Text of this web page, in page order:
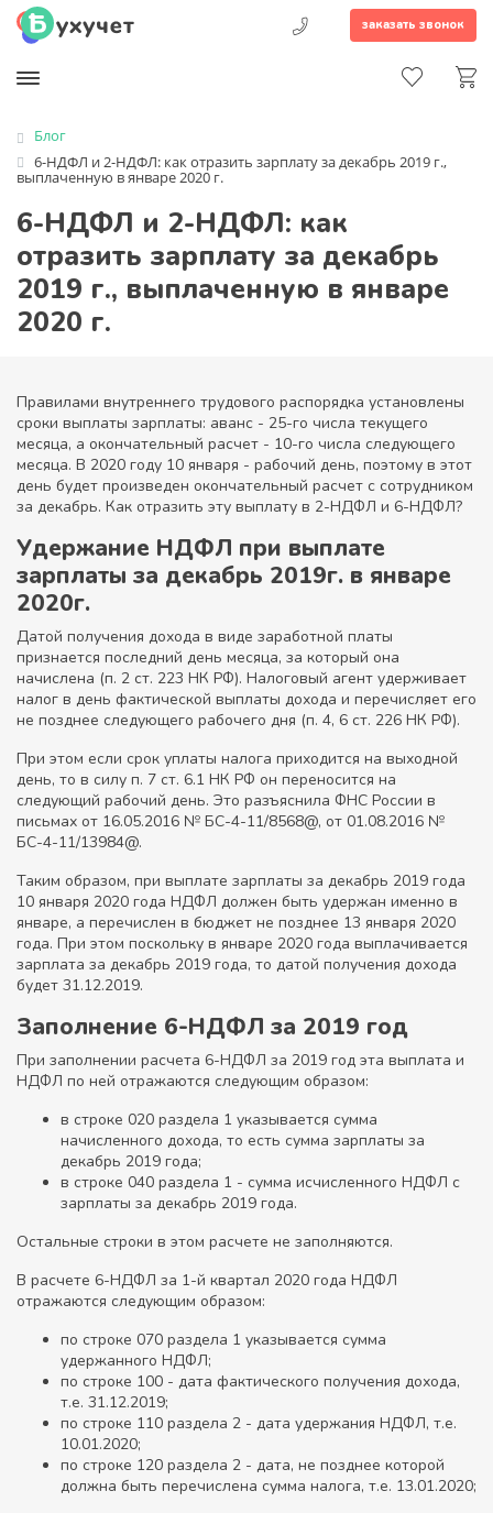
заказать звонок
Блог
6-НДФЛ и 2-НДФЛ: как отразить зарплату за декабрь 2019 г.,
выплаченную в январе 2020 г.
6-НДФЛ и 2-НДФЛ: как
отразить зарплату за декабрь
2019 г., выплаченную в январе
2020 г.
Правилами внутреннего трудового распорядка установлены
сроки выплаты зарплаты: аванс - 25-го числа текущего
месяца, а окончательный расчет - 10-го числа следующего
месяца. В 2020 году 10 января - рабочий день, поэтому в этот
день будет произведен окончательный расчет с сотрудником
за декабрь. Как отразить эту выплату в 2-НДФЛ и 6-НДФЛ?
Удержание НДФЛ при выплате
зарплаты за декабрь 2019г. в январе
2020г.
Датой получения дохода в виде заработной платы
признается последний день месяца, за который она
начислена (п. 2 ст. 223 НК РФ). Налоговый агент удерживает
налог в день фактической выплаты дохода и перечисляет его
не позднее следующего рабочего дня (п. 4, 6 ст. 226 НК РФ).
При этом если срок уплаты налога приходится на выходной
день, то в силу п. 7 ст. 6.1 НК РФ он переносится на
следующий рабочий день. Это разъяснила ФНС России в
письмах от 16.05.2016 № БС-4-11/8568@, от 01.08.2016 №
БС-4-11/13984@.
Таким образом, при выплате зарплаты за декабрь 2019 года
10 января 2020 года НДФЛ должен быть удержан именно в
январе, а перечислен в бюджет не позднее 13 января 2020
года. При этом поскольку в январе 2020 года выплачивается
зарплата за декабрь 2019 года, то датой получения дохода
будет 31.12.2019.
Заполнение 6-НДФЛ за 2019 год
При заполнении расчета 6-НДФЛ за 2019 год эта выплата и
НДФЛ по ней отражаются следующим образом:
в строке 020 раздела 1 указывается сумма
начисленного дохода, то есть сумма зарплаты за
декабрь 2019 года;
в строке 040 раздела 1 - сумма исчисленного НДФЛ с
зарплаты за декабрь 2019 года.
Остальные строки в этом расчете не заполняются.
В расчете 6-НДФЛ за 1-й квартал 2020 года НДФЛ
отражаются следующим образом:
по строке 070 раздела 1 указывается сумма
удержанного НДФЛ;
по строке 100 - дата фактического получения дохода,
т.е. 31.12.2019;
по строке 110 раздела 2 - дата удержания НДФЛ, т.е.
10.01.2020;
по строке 120 раздела 2 - дата, не позднее которой
должна быть перечислена сумма налога, т.е. 13.01.2020;